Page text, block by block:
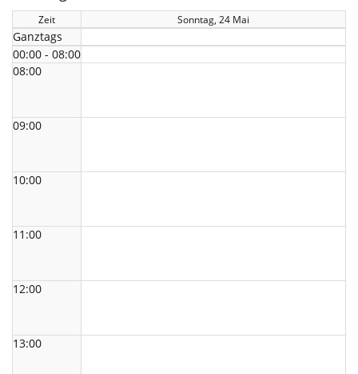
Zeit Sonntag, 24 Mai
Ganztags
00:00 - 08:00
08:00
09:00
10:00
11:00
12:00
13:00